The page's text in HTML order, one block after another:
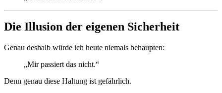
Die Illusion der eigenen Sicherheit
Genau deshalb würde ich heute niemals behaupten:
„Mir passiert das nicht.“
Denn genau diese Haltung ist gefährlich.